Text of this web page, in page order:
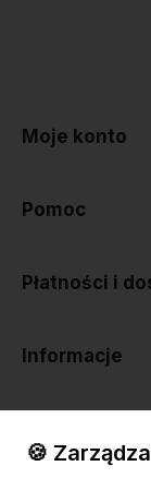
Moje konto
Pomoc
Płatności i
Informacje
🍪